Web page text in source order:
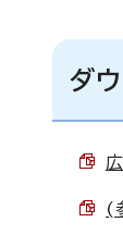
ダ
(